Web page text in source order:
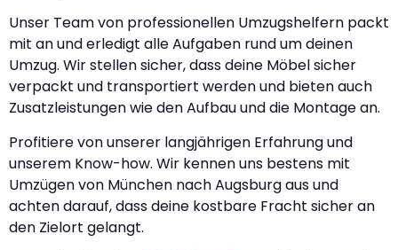
Unser Team von professionellen Umzugshelfern packt
mit an und erledigt alle Aufgaben rund um deinen
Umzug. Wir stellen sicher, dass deine Möbel sicher
verpackt und transportiert werden und bieten auch
Zusatzleistungen wie den Aufbau und die Montage an.
Profitiere von unserer langjährigen Erfahrung und
unserem Know-how. Wir kennen uns bestens mit
Umzügen von München nach Augsburg aus und
achten darauf, dass deine kostbare Fracht sicher an
den Zielort gelangt.